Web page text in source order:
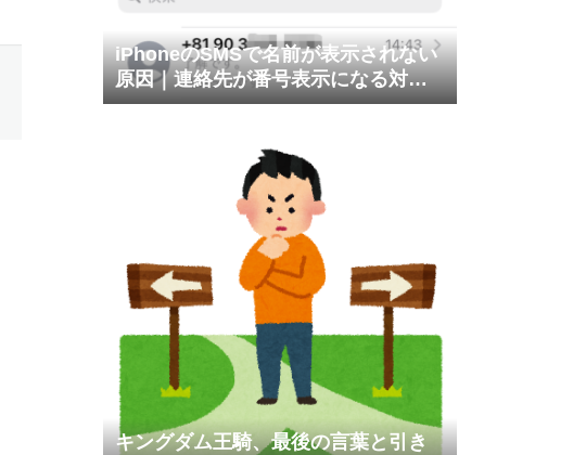
iPhoneのSMSで名前が表示されない
原因｜連絡先が番号表示になる対処
法
キングダム王騎、最後の言葉と引き